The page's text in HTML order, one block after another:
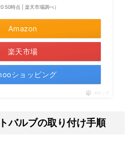
時点 | 楽天市場調べ）
Amazon
楽天市場
ショッピング
ポチップ
バルブの取り付け手順